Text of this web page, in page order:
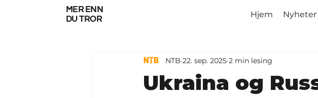
mer enn
du tror
Hjem Nyheter
Ukraina og
NTB 22. sep. 2025 2 min lesing